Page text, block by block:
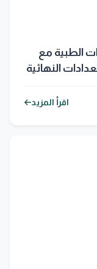
الطبية مع
النهائية
اقرأ المزيد